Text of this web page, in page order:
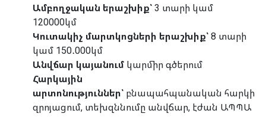
Ամբողջական երաշխիք՝3 տարի կամ
120000կմ
Կուտակիչ մարտկոցների երաշխիք՝8 տարի
կամ 150․000կմ
Անվճար կայանում կարմիր գծերում
Հարկային
արտոնություններ՝ բնապահպանական հարկի
զրոյացում, տեխզննումը անվճար, էժան ԱՊՊԱ